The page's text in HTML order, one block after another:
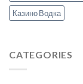
Казино Водка
CATEGORIES